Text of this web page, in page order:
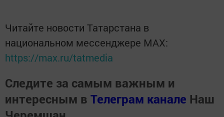
Читайте новости Татарстана в
национальном мессенджере MАХ:
https://max.ru/tatmedia
Следите за самым важным и
интересным в Телеграм канале Наш